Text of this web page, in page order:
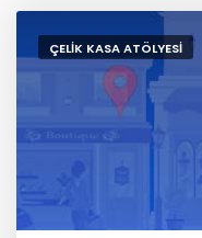
ÇELIK KASA ATÖLYESI